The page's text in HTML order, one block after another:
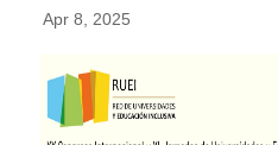
Apr 8, 2025